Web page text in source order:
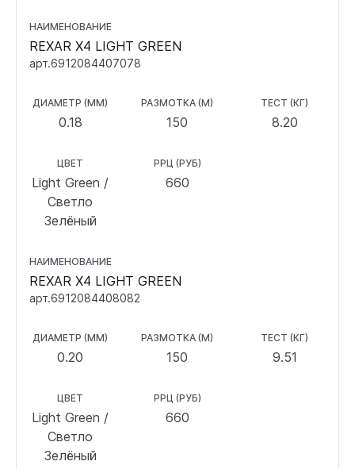
НАИМЕНОВАНИЕ
REXAR X4 LIGHT GREEN
арт.6912084407078
ДИАМЕТР (ММ)
0.18
РАЗМОТКА (М)
150
ТЕСТ (КГ)
8.20
ЦВЕТ
Light Green /
Светло
Зелёный
РРЦ (РУБ)
660
НАИМЕНОВАНИЕ
REXAR X4 LIGHT GREEN
арт.6912084408082
ДИАМЕТР (ММ)
0.20
РАЗМОТКА (М)
150
ТЕСТ (КГ)
9.51
ЦВЕТ
Light Green /
Светло
Зелёный
РРЦ (РУБ)
660